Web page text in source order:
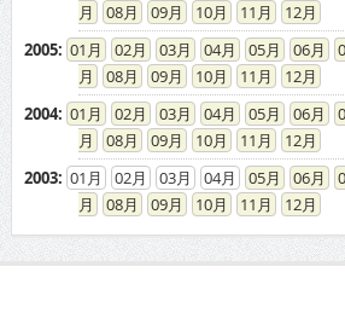
08
09 10 11
12
2005: 01 02 03 04 05 06
08
09 10 11
12
2004: 01 02 03 04 05 06
08
09 10 11
12
2003: 01 02 03 04 05 06
08
09 10 11 12